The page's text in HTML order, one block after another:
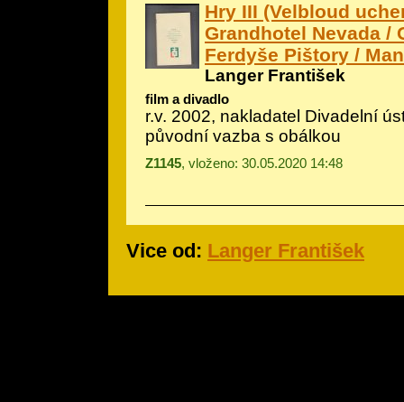
Hry III (Velbloud
Grandhotel Nevada /
Ferdyše Pištory /
Langer František
film a divadlo
r.v. 2002, nakladatel Divadelní
původní vazba s obálkou
Z1145, vloženo: 30.05.2020 14:48
Vice od: Langer František